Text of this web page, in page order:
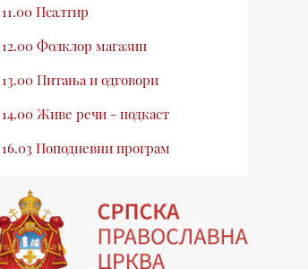
11.00 Псалтир
12.00 Фолклор магазин
13.00 Питања и одговори
14.00 Живе речи - подкаст
16.03 Поподневни програм
19.03 Млади у Цркви
19.30 Вечерње молитве